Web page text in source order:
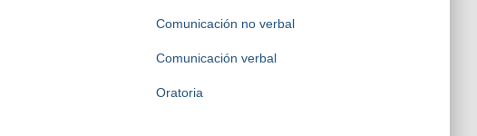
Comunicación no verbal
Comunicación verbal
Oratoria